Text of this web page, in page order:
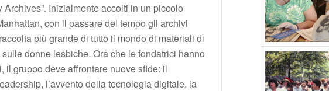
Archives”. Inizialmente accolti in un piccolo
con il passare del tempo gli archivi
più grande di tutto il mondo di materiali di
donne lesbiche. Ora che le fondatrici hanno
il gruppo deve affrontare nuove sfide: il
l’avvento della tecnologia digitale, la